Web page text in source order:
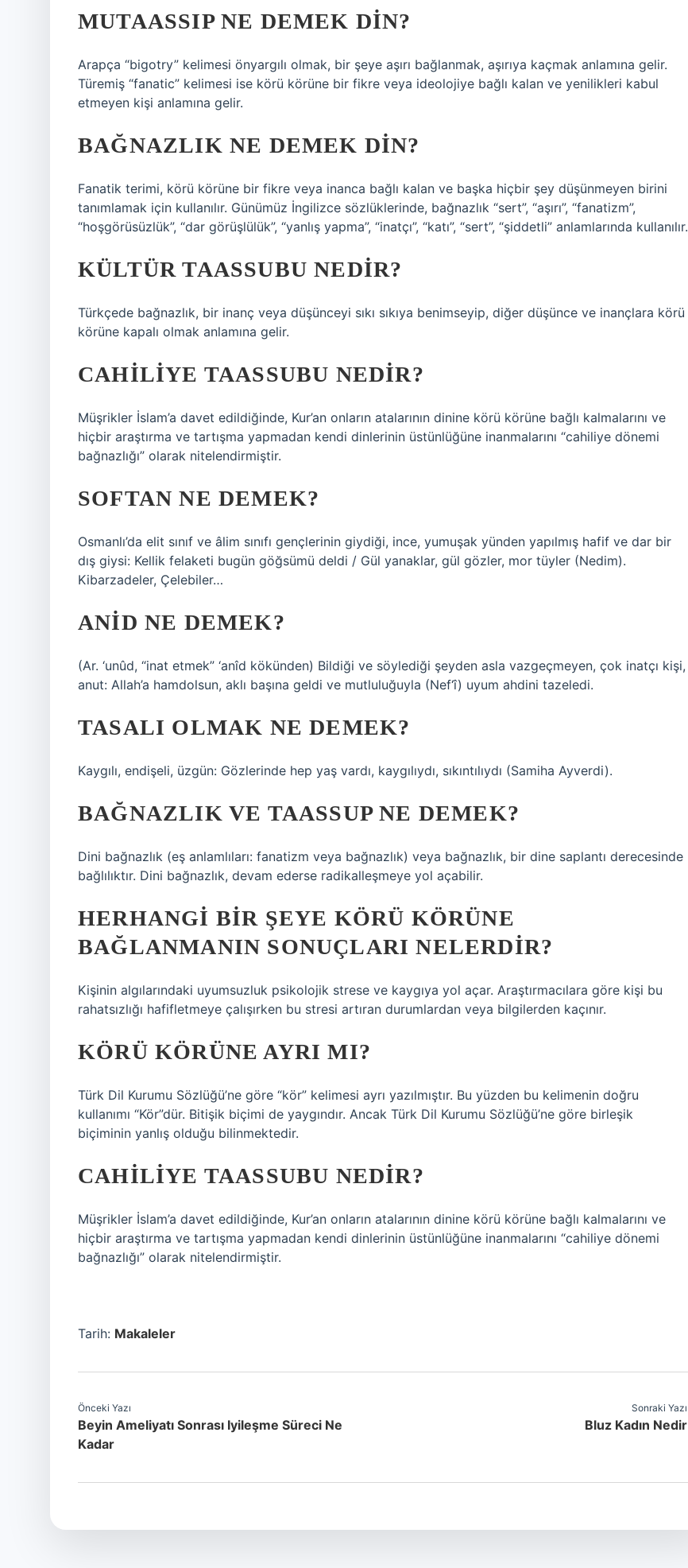
MUTAASSIP NE DEMEK DIN?
Arapça “bigotry” kelimesi önyargılı olmak, bir şeye aşırı bağlanmak, aşırıya kaçmak anlamına gelir.
Türemiş “fanatic” kelimesi ise körü körüne bir fikre veya ideolojiye bağlı kalan ve yenilikleri kabul
etmeyen kişi anlamına gelir.
BAĞNAZLIK NE DEMEK DIN?
Fanatik terimi, körü körüne bir fikre veya inanca bağlı kalan ve başka hiçbir şey düşünmeyen birini
tanımlamak için kullanılır. Günümüz İngilizce sözlüklerinde, bağnazlık “sert”, “aşırı”, “fanatizm”,
“hoşgörüsüzlük”, “dar görüşlülük”, “yanlış yapma”, “inatçı”, “katı”, “sert”, “şiddetli” anlamlarında kullanılır.
KÜLTÜR TAASSUBU NEDIR?
Türkçede bağnazlık, bir inanç veya düşünceyi sıkı sıkıya benimseyip, diğer düşünce ve inançlara körü
körüne kapalı olmak anlamına gelir.
CAHILIYE TAASSUBU NEDIR?
Müşrikler İslam’a davet edildiğinde, Kur’an onların atalarının dinine körü körüne bağlı kalmalarını ve
hiçbir araştırma ve tartışma yapmadan kendi dinlerinin üstünlüğüne inanmalarını “cahiliye dönemi
bağnazlığı” olarak nitelendirmiştir.
SOFTAN NE DEMEK?
Osmanlı’da elit sınıf ve âlim sınıfı gençlerinin giydiği, ince, yumuşak yünden yapılmış hafif ve dar bir
dış giysi: Kellik felaketi bugün göğsümü deldi / Gül yanaklar, gül gözler, mor tüyler (Nedim).
Kibarzadeler, Çelebiler…
ANID NE DEMEK?
(Ar. ‘unûd, “inat etmek” ‘anîd kökünden) Bildiği ve söylediği şeyden asla vazgeçmeyen, çok inatçı kişi,
anut: Allah’a hamdolsun, aklı başına geldi ve mutluluğuyla (Nef‘î) uyum ahdini tazeledi.
TASALI OLMAK NE DEMEK?
Kaygılı, endişeli, üzgün: Gözlerinde hep yaş vardı, kaygılıydı, sıkıntılıydı (Samiha Ayverdi).
BAĞNAZLIK VE TAASSUP NE DEMEK?
Dini bağnazlık (eş anlamlıları: fanatizm veya bağnazlık) veya bağnazlık, bir dine saplantı derecesinde
bağlılıktır. Dini bağnazlık, devam ederse radikalleşmeye yol açabilir.
HERHANGI BIR ŞEYE KÖRÜ KÖRÜNE
BAĞLANMANIN SONUÇLARI NELERDIR?
Kişinin algılarındaki uyumsuzluk psikolojik strese ve kaygıya yol açar. Araştırmacılara göre kişi bu
rahatsızlığı hafifletmeye çalışırken bu stresi artıran durumlardan veya bilgilerden kaçınır.
KÖRÜ KÖRÜNE AYRI MI?
Türk Dil Kurumu Sözlüğü’ne göre “kör” kelimesi ayrı yazılmıştır. Bu yüzden bu kelimenin doğru
kullanımı “Kör”dür. Bitişik biçimi de yaygındır. Ancak Türk Dil Kurumu Sözlüğü’ne göre birleşik
biçiminin yanlış olduğu bilinmektedir.
CAHILIYE TAASSUBU NEDIR?
Müşrikler İslam’a davet edildiğinde, Kur’an onların atalarının dinine körü körüne bağlı kalmalarını ve
hiçbir araştırma ve tartışma yapmadan kendi dinlerinin üstünlüğüne inanmalarını “cahiliye dönemi
bağnazlığı” olarak nitelendirmiştir.
Tarih: Makaleler
Önceki Yazı
Beyin Ameliyatı Sonrası Iyileşme Süreci Ne
Kadar
Sonraki Yazı
Bluz Kadın Nedir